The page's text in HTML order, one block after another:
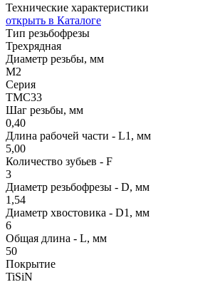
Технические характеристики
открыть в Каталоге
Тип резьбофрезы
Трехрядная
Диаметр резьбы, мм
M2
Серия
TMС33
Шаг резьбы, мм
0,40
Длина рабочей части - L1, мм
5,00
Количество зубьев - F
3
Диаметр резьбофрезы - D, мм
1,54
Диаметр хвостовика - D1, мм
6
Общая длина - L, мм
50
Покрытие
TiSiN